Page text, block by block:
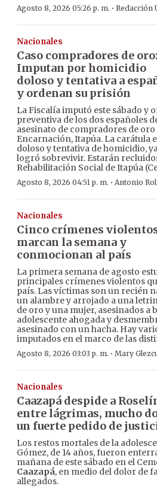
Agosto 8, 2026 05:26 p. m. · Redacción
Nacionales
Caso compradores de oro:
Imputan por homicidio
doloso y tentativa a
y ordenan su prisión
La Fiscalía imputó este sábado y
preventiva de los dos españoles
asesinato de compradores de
Encarnación, Itapúa. La carátula
doloso y tentativa de homicidio,
logró sobrevivir. Estarán
Rehabilitación Social de Itapúa
Agosto 8, 2026 04:51 p. m. · Antonio
Nacionales
Cinco crímenes
marcan la semana y
conmocionan al país
La primera semana de agosto
principales crímenes violentos
país. Las víctimas son un recién
un alambre y arrojado a una
de oro y una mujer, asesinados a
adolescente ahogada y
asesinado con un hacha. Hay
imputados en el marco de las
Agosto 8, 2026 03:03 p. m. · Mary
Nacionales
Caazapá despide a
entre lágrimas, mucho
un fuerte pedido de
Los restos mortales de la
Gómez, de 14 años, fueron
mañana de este sábado en el
Caazapá, en medio del dolor de
allegados.